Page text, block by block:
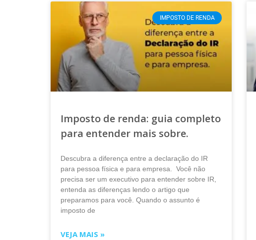
IMPOSTO DE RENDA
Imposto de renda: guia completo
para entender mais sobre.
Descubra a diferença entre a declaração do IR
para pessoa física e para empresa. Você não
precisa ser um executivo para entender sobre IR,
entenda as diferenças lendo o artigo que
preparamos para você. Quando o assunto é
imposto de
VEJA MAIS »